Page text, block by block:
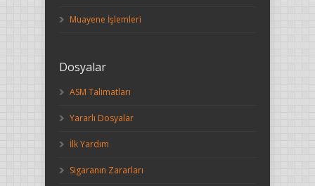
Muayene İşlemleri
Dosyalar
ASM Talimatları
Yararlı Dosyalar
İlk Yardım
Sigaranın Zararları